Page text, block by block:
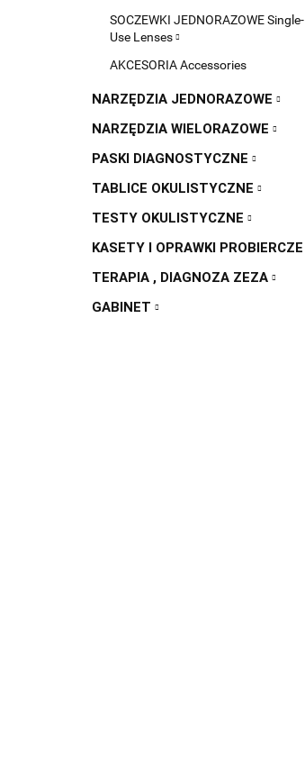
SOCZEWKI JEDNORAZOWE Single-
Use Lenses
AKCESORIA Accessories
NARZĘDZIA JEDNORAZOWE
NARZĘDZIA WIELORAZOWE
PASKI DIAGNOSTYCZNE
TABLICE OKULISTYCZNE
TESTY OKULISTYCZNE
KASETY I OPRAWKI PROBIERCZE
TERAPIA , DIAGNOZA ZEZA
GABINET